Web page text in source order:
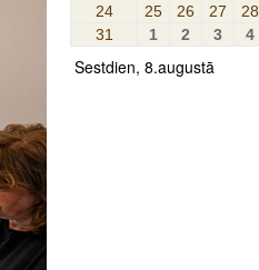
24
25 26 27 28
31
1 2 3 4
Sestdien, 8.augustā